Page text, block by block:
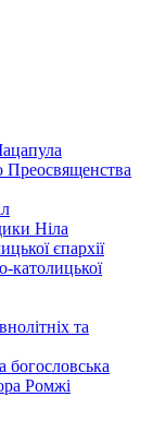
Преосвященства
Ніла
єпархії
католицької
та
богословська
Ромжі